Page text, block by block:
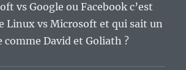
vs Google ou Facebook c’est
Linux vs Microsoft et qui sait un
David et Goliath ?